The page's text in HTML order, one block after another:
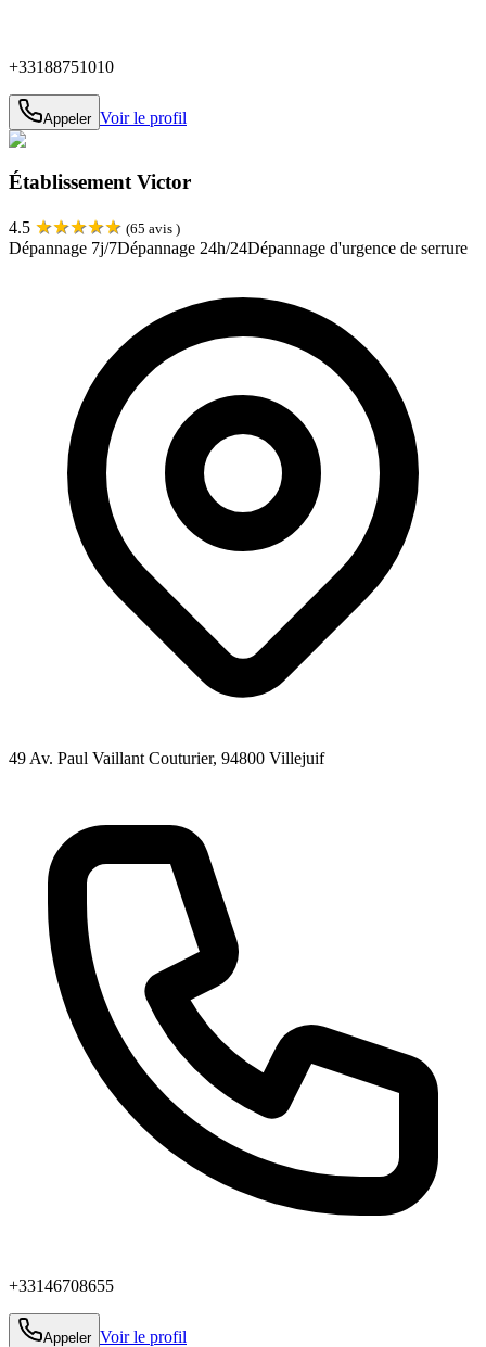
+33188751010
Appeler Voir le profil
Établissement Victor
4.5 ★★★★★ (65 avis )
Dépannage 7j/7Dépannage 24h/24Dépannage d'urgence de serrure
49 Av. Paul Vaillant Couturier, 94800 Villejuif
+33146708655
Appeler Voir le profil